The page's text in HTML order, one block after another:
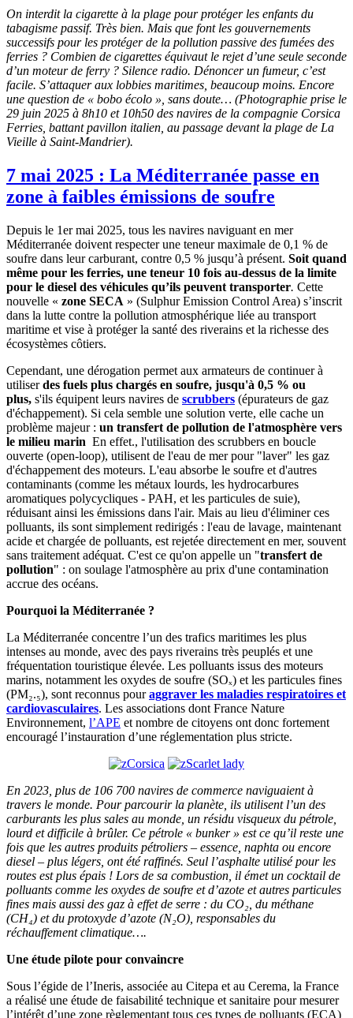
On interdit la cigarette à la plage pour protéger les enfants du
tabagisme passif. Très bien. Mais que font les gouvernements
successifs pour les protéger de la pollution passive des fumées des
ferries ? Combien de cigarettes équivaut le rejet d’une seule seconde
d’un moteur de ferry ? Silence radio. Dénoncer un fumeur, c’est
facile. S’attaquer aux lobbies maritimes, beaucoup moins. Encore
une question de « bobo écolo », sans doute… (Photographie prise le
29 juin 2025 à 8h10 et 10h50 des navires de la compagnie Corsica
Ferries, battant pavillon italien, au passage devant la plage de La
Vieille à Saint-Mandrier).
7 mai 2025 : La Méditerranée passe en
zone à faibles émissions de soufre
Depuis le 1er mai 2025, tous les navires naviguant en mer
Méditerranée doivent respecter une teneur maximale de 0,1 % de
soufre dans leur carburant, contre 0,5 % jusqu’à présent. Soit quand
même pour les ferries, une teneur 10 fois au-dessus de la limite
pour le diesel des véhicules qu’ils peuvent transporter. Cette
nouvelle « zone SECA » (Sulphur Emission Control Area) s’inscrit
dans la lutte contre la pollution atmosphérique liée au transport
maritime et vise à protéger la santé des riverains et la richesse des
écosystèmes côtiers.
Cependant, une dérogation permet aux armateurs de continuer à
utiliserdes fuels plus chargés en soufre, jusqu'à 0,5 % ou
plus, s'ils équipent leurs navires de scrubbers (épurateurs de gaz
d'échappement). Si cela semble une solution verte, elle cache un
problème majeur : un transfert de pollution de l'atmosphère vers
le milieu marin En effet., l'utilisation des scrubbers en boucle
ouverte (open-loop), utilisent de l'eau de mer pour "laver" les gaz
d'échappement des moteurs. L'eau absorbe le soufre et d'autres
contaminants (comme les métaux lourds, les hydrocarbures
aromatiques polycycliques - PAH, et les particules de suie),
réduisant ainsi les émissions dans l'air. Mais au lieu d'éliminer ces
polluants, ils sont simplement redirigés : l'eau de lavage, maintenant
acide et chargée de polluants, est rejetée directement en mer, souvent
sans traitement adéquat. C'est ce qu'on appelle un "transfert de
pollution" : on soulage l'atmosphère au prix d'une contamination
accrue des océans.
Pourquoi la Méditerranée ?
La Méditerranée concentre l’un des trafics maritimes les plus
intenses au monde, avec des pays riverains très peuplés et une
fréquentation touristique élevée. Les polluants issus des moteurs
marins, notamment les oxydes de soufre (SOₓ) et les particules fines
(PM₂.₅), sont reconnus pouraggraver les maladies respiratoires et
cardiovasculaires. Les associations dont France Nature
Environnement, l’APE et nombre de citoyens ont donc fortement
encouragé l’instauration d’une réglementation plus stricte.
En 2023, plus de 106 700 navires de commerce naviguaient à
travers le monde. Pour parcourir la planète, ils utilisent l’un des
carburants les plus sales au monde, un résidu visqueux du pétrole,
lourd et difficile à brûler. Ce pétrole « bunker » est ce qu’il reste une
fois que les autres produits pétroliers – essence, naphta ou encore
diesel – plus légers, ont été raffinés. Seul l’asphalte utilisé pour les
routes est plus épais ! Lors de sa combustion, il émet un cocktail de
polluants comme les oxydes de soufre et d’azote et autres particules
fines mais aussi des gaz à effet de serre : du CO₂, du méthane
(CH₄) et du protoxyde d’azote (N₂O), responsables du
réchauffement climatique….
Une étude pilote pour convaincre
Sous l’égide de l’Ineris, associée au Citepa et au Cerema, la France
a réalisé une étude de faisabilité technique et sanitaire pour mesurer
l’intérêt d’une zone règlementant tous ces types de polluants (ECA)